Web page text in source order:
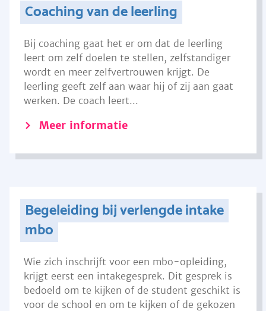
Coaching van de leerling
Bij coaching gaat het er om dat de leerling
leert om zelf doelen te stellen, zelfstandiger
wordt en meer zelfvertrouwen krijgt. De
leerling geeft zelf aan waar hij of zij aan gaat
werken. De coach leert...
Meer informatie
Begeleiding bij verlengde intake
mbo
Wie zich inschrijft voor een mbo-opleiding,
krijgt eerst een intakegesprek. Dit gesprek is
bedoeld om te kijken of de student geschikt is
voor de school en om te kijken of de gekozen